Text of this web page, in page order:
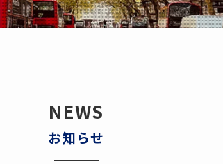
NEWS
お知らせ